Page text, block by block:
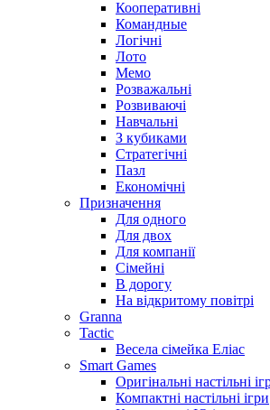
Кооперативні
Командные
Логічні
Лото
Мемо
Розважальні
Розвиваючі
Навчальні
З кубиками
Стратегічні
Пазл
Економічні
Призначення
Для одного
Для двох
Для компанії
Сімейні
В дорогу
На відкритому повітрі
Granna
Tactic
Весела сімейка Еліас
Smart Games
Оригінальні настільні
Компактні настільні ігри